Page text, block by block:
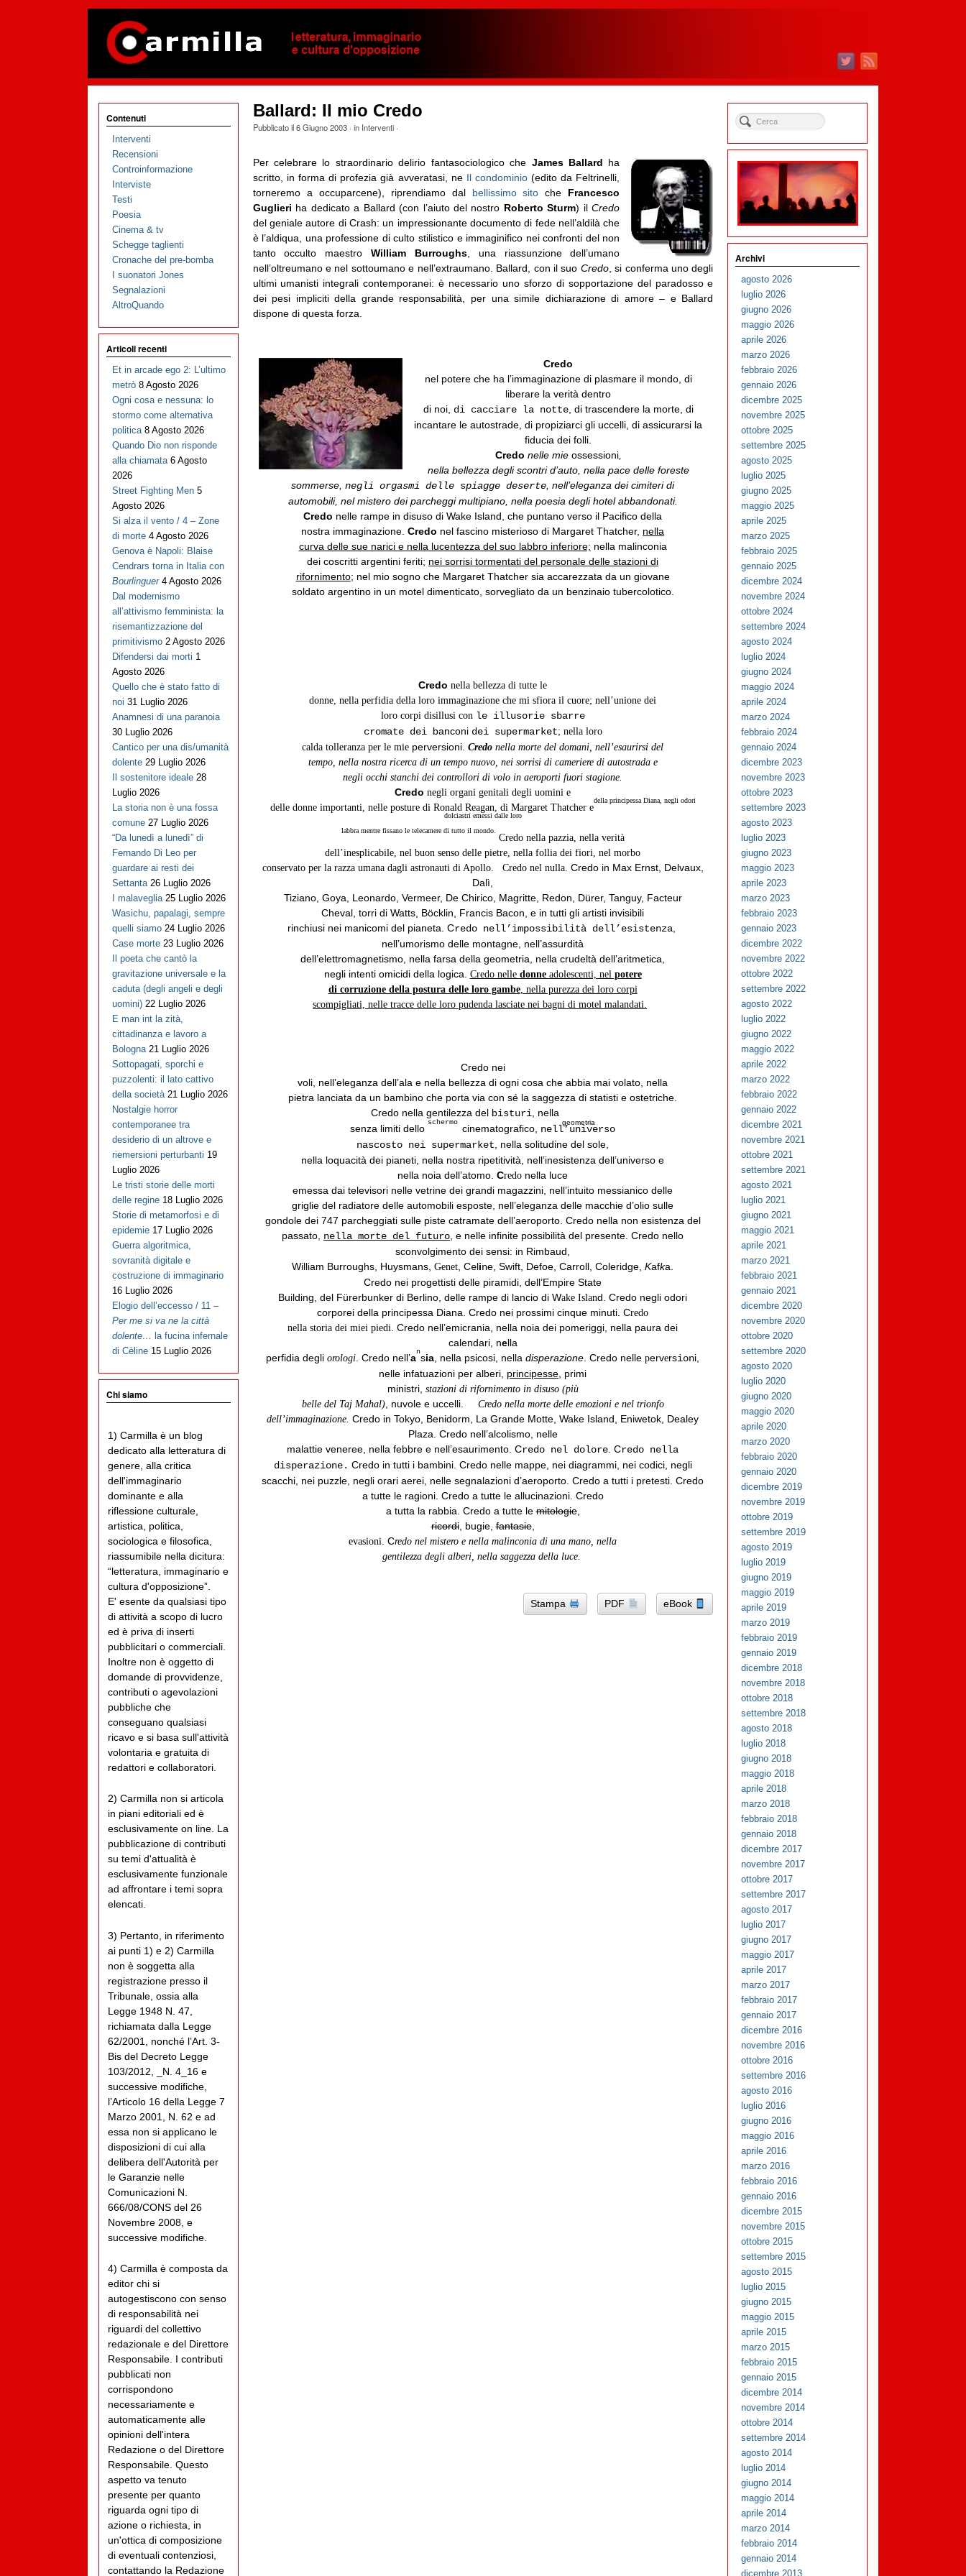
Ballard: Il mio Credo
Pubblicato il6 Giugno 2003· in Interventi·
Per celebrare lo straordinario delirio fantasociologico che James Ballard ha
scritto, in forma di profezia già avveratasi, ne Il condominio(edito da Feltrinelli,
torneremo a occuparcene), riprendiamo dal bellissimo sitoche Francesco
Guglieri ha dedicato a Ballard (con l’aiuto del nostro Roberto Sturm) ilCredo
del geniale autore di Crash: un impressionante documento di fede nell’aldilà che
è l’aldiqua, una professione di culto stilistico e immaginifico nei confronti del non
tanto occulto maestroWilliam Burroughs, una riassunzione dell’umano
nell’oltreumano e nel sottoumano e nell’extraumano. Ballard, con il suo Credo, si conferma uno degli
ultimi umanisti integrali contemporanei: è necessario uno sforzo di sopportazione del paradosso e
dei pesi impliciti della grande responsabilità, per una simile dichiarazione di amore – e Ballard
dispone di questa forza.
Credo
nel potere che ha l’immaginazione di plasmare il mondo, di
liberare la verità dentro
di noi, di cacciare la notte, di trascendere la morte, di
incantare le autostrade,di propiziarci gli uccelli, di assicurarsi la
fiducia dei folli.
Credo nelle mie ossessioni,
nella bellezza degli scontri d’auto, nella pace delle foreste
sommerse,negli orgasmi delle spiagge deserte , nell’eleganza dei cimiteri di
automobili, nel mistero dei parcheggi multipiano, nella poesia degli hotel abbandonati.
Credo nelle rampe in disuso di Wake Island, che puntano verso il Pacifico della
nostra immaginazione.Credo nel fascino misterioso di Margaret Thatcher, nella
curva delle sue narici e nella lucentezza del suo labbro inferiore; nella malinconia
dei coscritti argentini feriti; nei sorrisi tormentati del personale delle stazioni di
rifornimento; nel mio sogno che Margaret Thatcher sia accarezzata da un giovane
soldato argentino in un motel dimenticato, sorvegliato da un benzinaio tubercolotico.
Credonella bellezza di tutte le
donne, nella perfidia della loro immaginazione che mi sfiora il cuore; nell’unione dei
loro corpi disillusi con le illusorie sbarre
cromate dei banconi dei supermarket; nella loro
calda tolleranza per le mie perversioni Credonella morte del domani, nell’esaurirsi del
tempo, nella nostra ricerca di un tempo nuovo, nei sorrisi di cameriere di autostrada e
negli occhi stanchi dei controllori di volo in aeroporti fuori stagione.
Credo negli organi genitali degli uomini e
delle donne importanti, nelle posture di Ronald Reagan, di Margaret Thatcher e
della principessa Diana, negli odori
dolciastri emessi dalle loro
labbra mentre fissano le telecamere di tutto il mondo.
Credo nella pazzia, nella verità
dell’inesplicabile, nel buon senso delle pietre, nella follia dei fiori, nel morbo
conservato per la razza umana dagli astronauti di Apollo.
Credo nel nulla. Credo in Max Ernst, Delvaux,
Dalì,
Tiziano, Goya, Leonardo, Vermeer, De Chirico, Magritte, Redon, Dürer, Tanguy, Facteur
Cheval, torri di Watts, Böcklin, Francis Bacon, e in tutti gli artisti invisibili
rinchiusi nei manicomi del pianeta. Credo nell’impossibilità dell’esistenza
nell’umorismo delle montagne, nell’assurdità
dell’elettromagnetismo, nella farsa della geometria, nella crudeltà dell’aritmetica,
negli intenti omicidi della logica. Credo nelle donne adolescenti, nel potere
di corruzione della postura delle loro gambe, nella purezza dei loro corpi
scompigliati, nelle tracce delle loro pudenda lasciate nei bagni di motel malandati.
Credo nei
voli, nell’eleganza dell’ala e nella bellezza di ogni cosa che abbia mai volato, nella
pietra lanciata da un bambino che porta via con sé la saggezza di statisti e ostetriche.
Credo nella gentilezza del bisturi , nella
geometria
senza limiti dello
schermo
cinematografico, nell’universo
nascosto nei supermarket , nella solitudine del sole,
nella loquacità dei pianeti, nella nostra ripetitività, nell’inesistenza dell’universo e
nella noia dell’atomo. Credo nella luce
emessa dai televisori nelle vetrine dei grandi magazzini, nell’intuito messianico delle
griglie del radiatore delle automobili esposte, nell’eleganza delle macchie d’olio sulle
gondole dei 747 parcheggiati sulle piste catramate dell’aeroporto. Credo nella non esistenza del
passato, nella morte del futuro , e nelle infinite possibilità del presente. Credo nello
sconvolgimento dei sensi: in Rimbaud
William Burroughs Huysmans,Genet , Celine ,Swift , Defoe,Carroll , Coleridge, Kafka.
Credo nei progettisti delle piramidi, dell’Empire State
Building, del Fürerbunker di Berlino, delle rampe di lancio di Wake Island. Credo negli odori
corporei della principessa Diana. Credo nei prossimi cinque minuti. Credo
nella storia dei miei piedi
Credo nell’emicrania, nella noia dei pomeriggi, nella paura dei
calendari, nella
perfidia degliorologi Credo nell’a
n
sia , nella psicosi, nelladisperazione Credo nelleperversioni,
nelle infatuazioni per alberi, principesse , primi
ministri, stazioni di rifornimento in disuso (più
belle del Taj Mahal), nuvole e uccelli.
Credo nella morte delle emozioni e nel trionfo
dell’immaginazione. Credo in Tokyo, Benidorm, La Grande Motte, Wake Island, Eniwetok, Dealey
Plaza. Credo nell’alcolismo, nelle
malattie veneree, nella febbre e nell’esaurimento. Credo nel dolore Credo nella
disperazione. Credo in tutti i bambini. Credo nelle mappe, nei diagrammi, nei codici, negli
scacchi, nei puzzle, negli orari aerei, nelle segnalazioni d’aeroporto. Credo a tutti i pretesti. Credo
a tutte le ragioni. Credo a tutte le allucinazioni. Credo
a tutta la rabbia. Credo a tutte lemitologie,
ricordi, bugie,fantasie,
evasioni Credo nel mistero e nella malinconia di una mano, nella
gentilezza degli alberi, nella saggezza della luce.
Stampa PDF eBook
Contenuti
Interventi
Recensioni
Controinformazione
Interviste
Testi
Poesia
Cinema & tv
Schegge taglienti
Cronache del pre-bomba
I suonatori Jones
Segnalazioni
AltroQuando
Articoli recenti
Et in arcade ego 2: L’ultimo
metrò 8 Agosto 2026
Ogni cosa e nessuna: lo
stormo come alternativa
politica 8 Agosto 2026
Quando Dio non risponde
alla chiamata 6 Agosto
2026
Street Fighting Men 5
Agosto 2026
Si alza il vento / 4 – Zone
di morte 4 Agosto 2026
Genova è Napoli: Blaise
Cendrars torna in Italia con
Bourlinguer 4 Agosto 2026
Dal modernismo
all’attivismo femminista: la
risemantizzazione del
primitivismo 2 Agosto 2026
Difendersi dai morti 1
Agosto 2026
Quello che è stato fatto di
noi 31 Luglio 2026
Anamnesi di una paranoia
30 Luglio 2026
Cantico per una dis/umanità
dolente 29 Luglio 2026
Il sostenitore ideale 28
Luglio 2026
La storia non è una fossa
comune 27 Luglio 2026
“Da lunedì a lunedì” di
Fernando Di Leo per
guardare ai resti dei
Settanta 26 Luglio 2026
I malaveglia 25 Luglio 2026
Wasichu, papalagi, sempre
quelli siamo 24 Luglio 2026
Case morte 23 Luglio 2026
Il poeta che cantò la
gravitazione universale e la
caduta (degli angeli e degli
uomini) 22 Luglio 2026
E man int la zità,
cittadinanza e lavoro a
Bologna 21 Luglio 2026
Sottopagati, sporchi e
puzzolenti: il lato cattivo
della società 21 Luglio 2026
Nostalgie horror
contemporanee tra
desiderio di un altrove e
riemersioni perturbanti 19
Luglio 2026
Le tristi storie delle morti
delle regine 18 Luglio 2026
Storie di metamorfosi e di
epidemie 17 Luglio 2026
Guerra algoritmica,
sovranità digitale e
costruzione di immaginario
16 Luglio 2026
Elogio dell’eccesso / 11 –
Per me si va ne la città
dolente… la fucina infernale
di Cèline 15 Luglio 2026
Chi siamo
1) Carmilla è un blog
dedicato alla letteratura di
genere, alla critica
dell'immaginario
dominante e alla
riflessione culturale,
artistica, politica,
sociologica e filosofica,
riassumibile nella dicitura:
“letteratura, immaginario e
cultura d'opposizione”.
E' esente da qualsiasi tipo
di attività a scopo di lucro
ed è priva di inserti
pubblicitari o commerciali.
Inoltre non è oggetto di
domande di provvidenze,
contributi o agevolazioni
pubbliche che
conseguano qualsiasi
ricavo e si basa sull'attività
volontaria e gratuita di
redattori e collaboratori.
2) Carmilla non si articola
in piani editoriali ed è
esclusivamente on line. La
pubblicazione di contributi
su temi d'attualità è
esclusivamente funzionale
ad affrontare i temi sopra
elencati.
3) Pertanto, in riferimento
ai punti 1) e 2) Carmilla
non è soggetta alla
registrazione presso il
Tribunale, ossia alla
Legge 1948 N. 47,
richiamata dalla Legge
62/2001, nonché l’Art. 3-
Bis del Decreto Legge
103/2012, _N. 4_16 e
successive modifiche,
l’Articolo 16 della Legge 7
Marzo 2001, N. 62 e ad
essa non si applicano le
disposizioni di cui alla
delibera dell'Autorità per
le Garanzie nelle
Comunicazioni N.
666/08/CONS del 26
Novembre 2008, e
successive modifiche.
4) Carmilla è composta da
editor chi si
autogestiscono con senso
di responsabilità nei
riguardi del collettivo
redazionale e del Direttore
Responsabile. I contributi
pubblicati non
corrispondono
necessariamente e
automaticamente alle
opinioni dell'intera
Redazione o del Direttore
Responsabile. Questo
aspetto va tenuto
presente per quanto
riguarda ogni tipo di
azione o richiesta, in
un'ottica di composizione
di eventuali contenziosi,
contattando la Redazione
Archivi
agosto 2026
luglio 2026
giugno 2026
maggio 2026
aprile 2026
marzo 2026
febbraio 2026
gennaio 2026
dicembre 2025
novembre 2025
ottobre 2025
settembre 2025
agosto 2025
luglio 2025
giugno 2025
maggio 2025
aprile 2025
marzo 2025
febbraio 2025
gennaio 2025
dicembre 2024
novembre 2024
ottobre 2024
settembre 2024
agosto 2024
luglio 2024
giugno 2024
maggio 2024
aprile 2024
marzo 2024
febbraio 2024
gennaio 2024
dicembre 2023
novembre 2023
ottobre 2023
settembre 2023
agosto 2023
luglio 2023
giugno 2023
maggio 2023
aprile 2023
marzo 2023
febbraio 2023
gennaio 2023
dicembre 2022
novembre 2022
ottobre 2022
settembre 2022
agosto 2022
luglio 2022
giugno 2022
maggio 2022
aprile 2022
marzo 2022
febbraio 2022
gennaio 2022
dicembre 2021
novembre 2021
ottobre 2021
settembre 2021
agosto 2021
luglio 2021
giugno 2021
maggio 2021
aprile 2021
marzo 2021
febbraio 2021
gennaio 2021
dicembre 2020
novembre 2020
ottobre 2020
settembre 2020
agosto 2020
luglio 2020
giugno 2020
maggio 2020
aprile 2020
marzo 2020
febbraio 2020
gennaio 2020
dicembre 2019
novembre 2019
ottobre 2019
settembre 2019
agosto 2019
luglio 2019
giugno 2019
maggio 2019
aprile 2019
marzo 2019
febbraio 2019
gennaio 2019
dicembre 2018
novembre 2018
ottobre 2018
settembre 2018
agosto 2018
luglio 2018
giugno 2018
maggio 2018
aprile 2018
marzo 2018
febbraio 2018
gennaio 2018
dicembre 2017
novembre 2017
ottobre 2017
settembre 2017
agosto 2017
luglio 2017
giugno 2017
maggio 2017
aprile 2017
marzo 2017
febbraio 2017
gennaio 2017
dicembre 2016
novembre 2016
ottobre 2016
settembre 2016
agosto 2016
luglio 2016
giugno 2016
maggio 2016
aprile 2016
marzo 2016
febbraio 2016
gennaio 2016
dicembre 2015
novembre 2015
ottobre 2015
settembre 2015
agosto 2015
luglio 2015
giugno 2015
maggio 2015
aprile 2015
marzo 2015
febbraio 2015
gennaio 2015
dicembre 2014
novembre 2014
ottobre 2014
settembre 2014
agosto 2014
luglio 2014
giugno 2014
maggio 2014
aprile 2014
marzo 2014
febbraio 2014
gennaio 2014
dicembre 2013